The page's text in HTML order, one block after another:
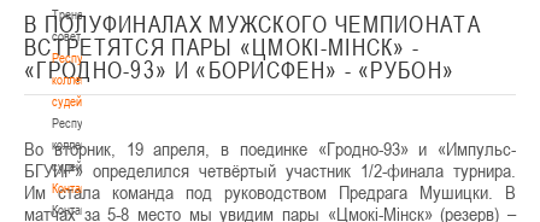
Тренерский
совет
Республиканская
коллегия
судей
Республиканская
коллегия
судей
Контакты
Контакты
В ПОЛУФИНАЛАХ МУЖСКОГО ЧЕМПИОНАТА
ВСТРЕТЯТСЯ ПАРЫ «ЦМОКІ-МІНСК» -
«ГРОДНО-93» И «БОРИСФЕН» - «РУБОН»
Во вторник, 19 апреля, в поединке «Гродно-93» и «Импульс-
БГУИР» определился четвёртый участник 1/2-финала турнира.
Им стала команда под руководством Предрага Мушицки. В
матчах за 5-8 место мы увидим пары «Цмокі-Мінск» (резерв) –